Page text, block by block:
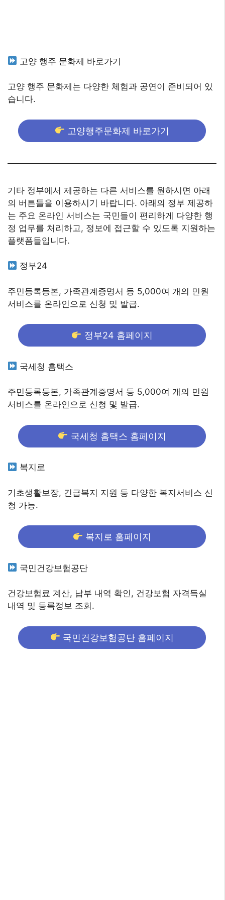
고양 행주 문화제 바로가기
고양 행주 문화제는 다양한 체험과 공연이 준비되어 있
습니다.
고양행주문화제 바로가기
기타 정부에서 제공하는 다른 서비스를 원하시면 아래
의 버튼들을 이용하시기 바랍니다. 아래의 정부 제공하
는 주요 온라인 서비스는 국민들이 편리하게 다양한 행
정 업무를 처리하고, 정보에 접근할 수 있도록 지원하는
플랫폼들입니다.
정부24
주민등록등본, 가족관계증명서 등 5,000여 개의 민원
서비스를 온라인으로 신청 및 발급.
정부24 홈페이지
국세청 홈택스
주민등록등본, 가족관계증명서 등 5,000여 개의 민원
서비스를 온라인으로 신청 및 발급.
국세청 홈택스 홈페이지
복지로
기초생활보장, 긴급복지 지원 등 다양한 복지서비스 신
청 가능.
복지로 홈페이지
국민건강보험공단
건강보험료 계산, 납부 내역 확인, 건강보험 자격득실
내역 및 등록정보 조회.
국민건강보험공단 홈페이지